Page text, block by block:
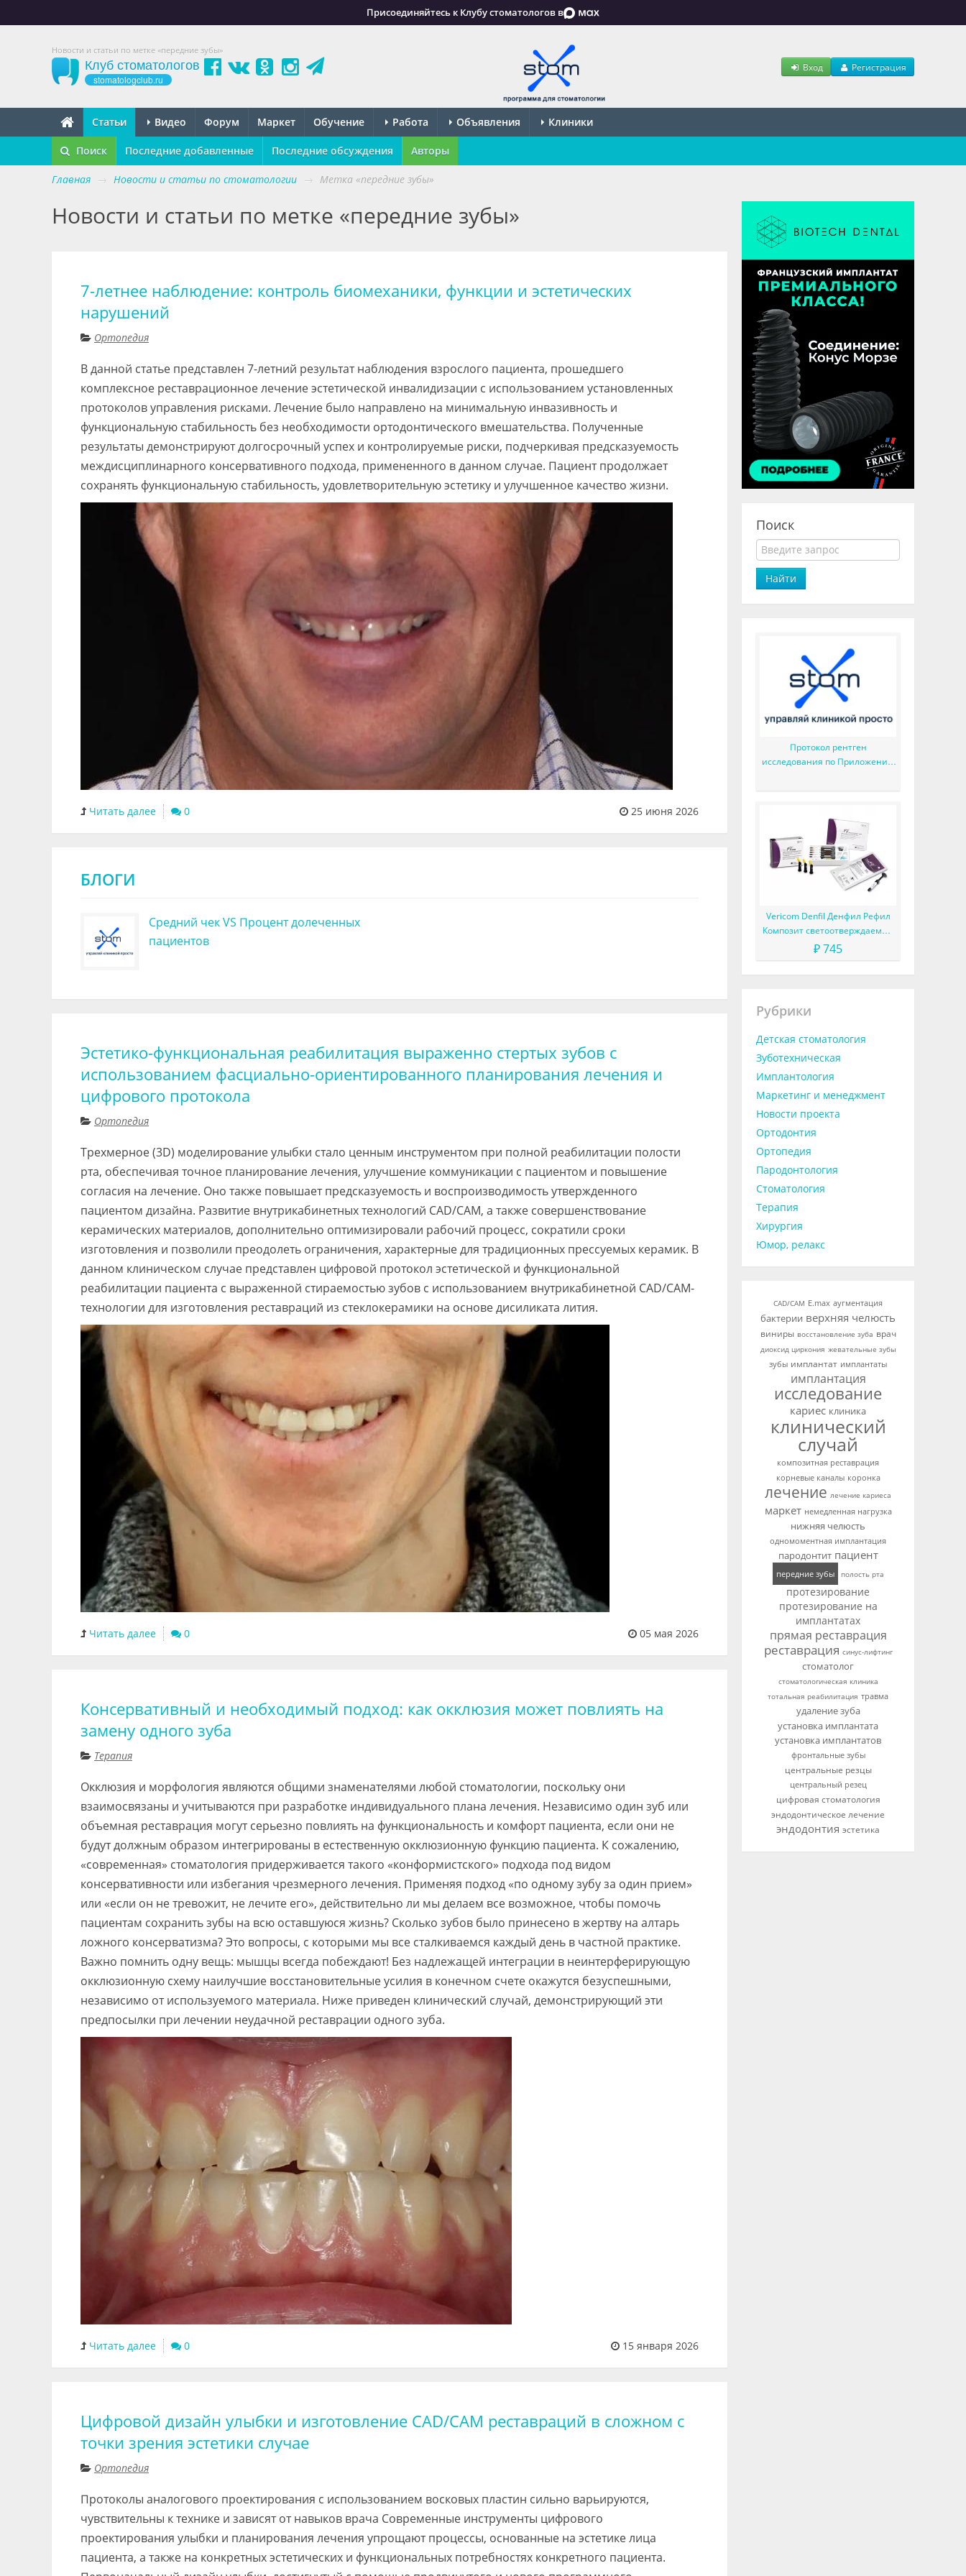
Присоединяйтесь к Клубу стоматологов в
Новости и статьи по метке «передние зубы»
Клуб стоматологов
stomatologclub.ru
Вход Регистрация
Статьи Видео Форум Маркет Обучение Работа Объявления Клиники
Поиск Последние добавленные Последние обсуждения Авторы
Главная → Новости и статьи по стоматологии → Метка «передние зубы»
Новости и статьи по метке «передние зубы»
7-летнее наблюдение: контроль биомеханики, функции и эстетических
нарушений
Ортопедия
В данной статье представлен 7-летний результат наблюдения взрослого пациента, прошедшего
комплексное реставрационное лечение эстетической инвалидизации с использованием установленных
протоколов управления рисками. Лечение было направлено на минимальную инвазивность и
функциональную стабильность без необходимости ортодонтического вмешательства. Полученные
результаты демонстрируют долгосрочный успех и контролируемые риски, подчеркивая предсказуемость
междисциплинарного консервативного подхода, примененного в данном случае. Пациент продолжает
сохранять функциональную стабильность, удовлетворительную эстетику и улучшенное качество жизни.
Читать далее 0 25 июня 2026
БЛОГИ
Средний чек VS Процент долеченных
пациентов
Эстетико-функциональная реабилитация выраженно стертых зубов с
использованием фасциально-ориентированного планирования лечения и
цифрового протокола
Ортопедия
Трехмерное (3D) моделирование улыбки стало ценным инструментом при полной реабилитации полости
рта, обеспечивая точное планирование лечения, улучшение коммуникации с пациентом и повышение
согласия на лечение. Оно также повышает предсказуемость и воспроизводимость утвержденного
пациентом дизайна. Развитие внутрикабинетных технологий CAD/CAM, а также совершенствование
керамических материалов, дополнительно оптимизировали рабочий процесс, сократили сроки
изготовления и позволили преодолеть ограничения, характерные для традиционных прессуемых керамик. В
данном клиническом случае представлен цифровой протокол эстетической и функциональной
реабилитации пациента с выраженной стираемостью зубов с использованием внутрикабинетной CAD/CAM-
технологии для изготовления реставраций из стеклокерамики на основе дисиликата лития.
Читать далее 0 05 мая 2026
Консервативный и необходимый подход: как окклюзия может повлиять на
замену одного зуба
Терапия
Окклюзия и морфология являются общими знаменателями любой стоматологии, поскольку они
взаимосвязаны и учитываются при разработке индивидуального плана лечения. Независимо один зуб или
объемная реставрация могут серьезно повлиять на функциональность и комфорт пациента, если они не
будут должным образом интегрированы в естественную окклюзионную функцию пациента. К сожалению,
«современная» стоматология придерживается такого «конформистского» подхода под видом
консервативности или избегания чрезмерного лечения. Применяя подход «по одному зубу за один прием»
или «если он не тревожит, не лечите его», действительно ли мы делаем все возможное, чтобы помочь
пациентам сохранить зубы на всю оставшуюся жизнь? Сколько зубов было принесено в жертву на алтарь
ложного консерватизма? Это вопросы, с которыми мы все сталкиваемся каждый день в частной практике.
Важно помнить одну вещь: мышцы всегда побеждают! Без надлежащей интеграции в неинтерферирующую
окклюзионную схему наилучшие восстановительные усилия в конечном счете окажутся безуспешными,
независимо от используемого материала. Ниже приведен клинический случай, демонстрирующий эти
предпосылки при лечении неудачной реставрации одного зуба.
Читать далее 0 15 января 2026
Цифровой дизайн улыбки и изготовление CAD/CAM реставраций в сложном с
точки зрения эстетики случае
Ортопедия
Протоколы аналогового проектирования с использованием восковых пластин сильно варьируются,
чувствительны к технике и зависят от навыков врача Современные инструменты цифрового
проектирования улыбки и планирования лечения упрощают процессы, основанные на эстетике лица
пациента, а также на конкретных эстетических и функциональных потребностях конкретного пациента.
Поиск
Найти
Протокол рентген
исследования по Приложению
мелких доработок
Vericom Denfil Денфил Рефил
Композит светоотверждаемый
материал
₽ 745
Рубрики
Детская стоматология
Зуботехническая
Имплантология
Маркетинг и менеджмент
Новости проекта
Ортодонтия
Ортопедия
Пародонтология
Стоматология
Терапия
Хирургия
Юмор, релакс
CAD/CAM E.max аугментация
бактерии верхняя челюсть
виниры восстановление зуба врач
диоксид циркония жевательные зубы
зубы имплантат имплантаты
имплантация
исследование
кариес клиника
клинический
случай
композитная реставрация
корневые каналы коронка
лечение лечение кариеса
маркет немедленная нагрузка
нижняя челюсть
одномоментная имплантация
пародонтит пациент
передние зубы полость рта
протезирование
протезирование на
имплантатах
прямая реставрация
реставрация синус-лифтинг
стоматолог
стоматологическая клиника
тотальная реабилитация травма
удаление зуба
установка имплантата
установка имплантатов
фронтальные зубы
центральные резцы
центральный резец
цифровая стоматология
эндодонтическое лечение
эндодонтия эстетика